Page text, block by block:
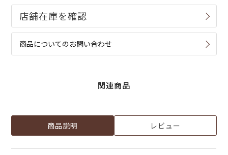
商品についてのお問い合わせ
関連商品
商品説明 レビュー